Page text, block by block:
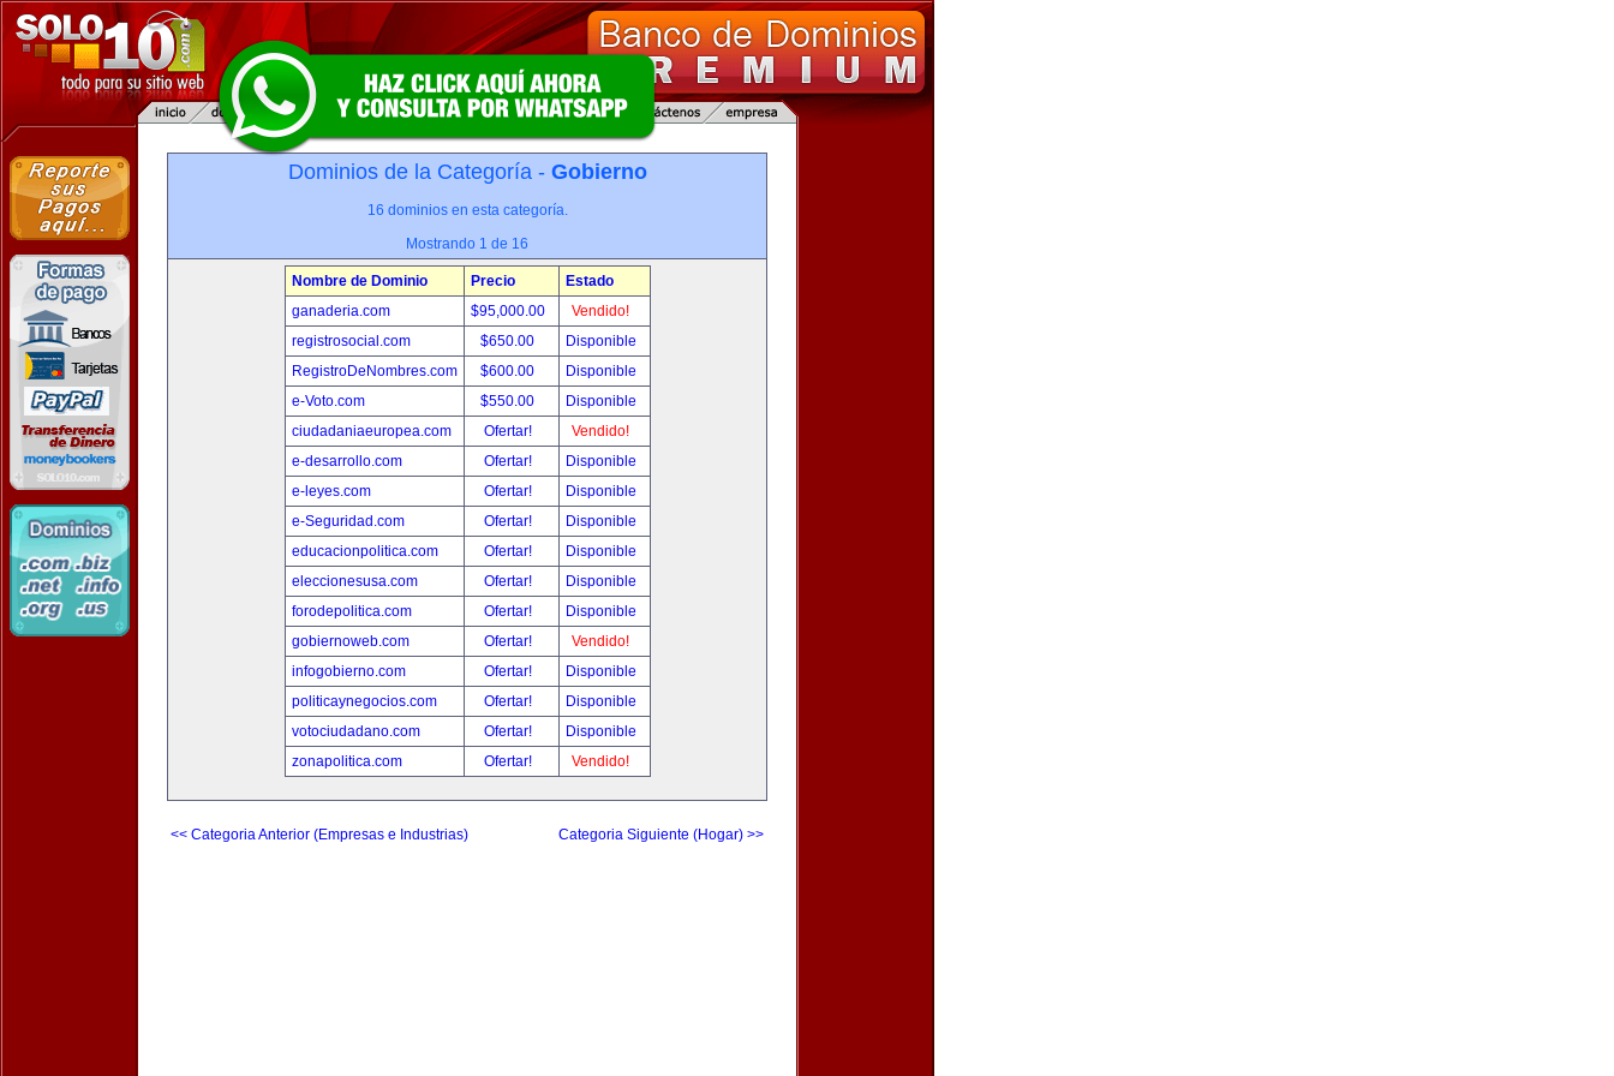
Dominios de la Categoría - Gobierno
16 dominios en esta categoría.
Mostrando 1 de 16
Nombre de Dominio Precio
Estado
ganaderia.com
$95,000.00
Vendido!
registrosocial.com
$650.00
Disponible
RegistroDeNombres.com
$600.00
Disponible
e-Voto.com
$550.00
Disponible
ciudadaniaeuropea.com
Ofertar!
Vendido!
e-desarrollo.com
Ofertar!
Disponible
e-leyes.com
Ofertar!
Disponible
e-Seguridad.com
Ofertar!
Disponible
educacionpolitica.com
Ofertar!
Disponible
eleccionesusa.com
Ofertar!
Disponible
forodepolitica.com
Ofertar!
Disponible
gobiernoweb.com
Ofertar!
Vendido!
infogobierno.com
Ofertar!
Disponible
politicaynegocios.com
Ofertar!
Disponible
votociudadano.com
Ofertar!
Disponible
zonapolitica.com
Ofertar! Vendido!
<< Categoria Anterior (Empresas e Industrias) Categoria Siguiente (Hogar) >>